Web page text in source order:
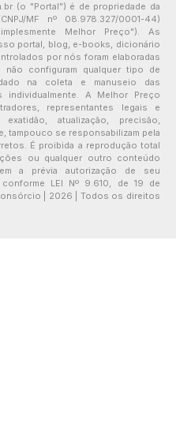
(o "Portal") é de propriedade da
MF nº 08.978.327/0001-44)
Melhor Preço"). As
portal, blog, e-books, dicionário
por nós foram elaboradas
não configuram qualquer tipo de
na coleta e manuseio das
individualmente. A Melhor Preço
representantes legais e
atualização, precisão,
tampouco se responsabilizam pela
É proibida a reprodução total
ou qualquer outro conteúdo
a prévia autorização de seu
LEI Nº 9.610, de 19 de
| 2026 | Todos os direitos